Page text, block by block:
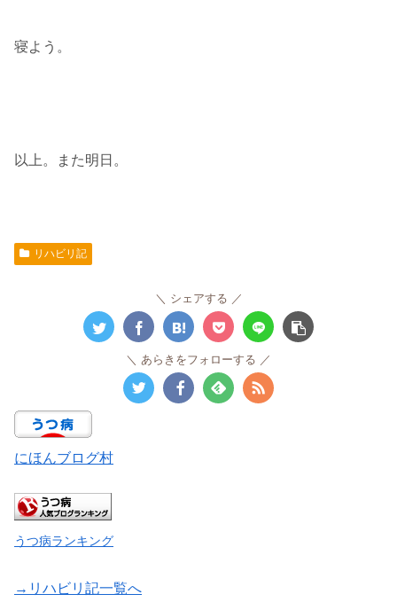
寝よう。
以上。また明日。
リハビリ記
シェアする
あらきをフォローする
にほんブログ村
うつ病ランキング
→リハビリ記一覧へ